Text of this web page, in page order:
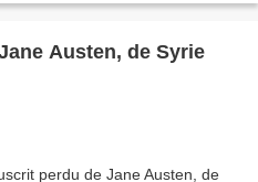
Austen, de Syrie